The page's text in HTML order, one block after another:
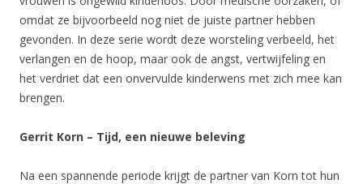
omdat ze bijvoorbeeld nog niet de juiste partner hebben
gevonden. In deze serie wordt deze worsteling verbeeld, het
verlangen en de hoop, maar ook de angst, vertwijfeling en
het verdriet dat een onvervulde kinderwens met zich mee kan
brengen.
Gerrit Korn – Tijd, een nieuwe beleving
Na een spannende periode krijgt de partner van Korn tot hun